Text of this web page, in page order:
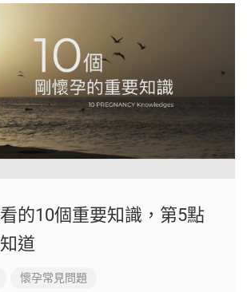
的10個重要知識，第5點
道
懷孕常見問題